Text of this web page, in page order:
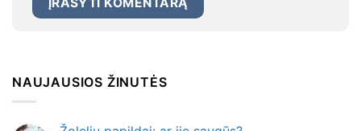
NAUJAUSIOS ŽINUTĖS